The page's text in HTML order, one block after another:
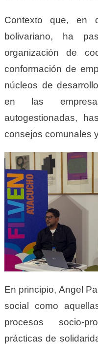
Contexto que, en
bolivariano, ha
organización de
conformación de
núcleos de
en las
autogestionadas,
consejos comunales
En principio, Angel
social como
procesos socio-
prácticas de